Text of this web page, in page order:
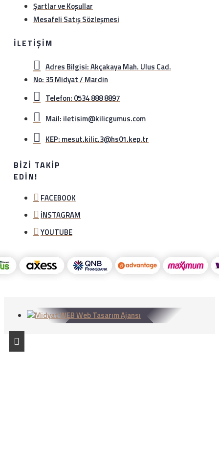
Şartlar ve Koşullar
Mesafeli Satış Sözleşmesi
İLETIŞIM
Adres Bilgisi: Akçakaya Mah. Ulus Cad.
No: 35 Midyat / Mardin
Telefon: 0534 888 8897
Mail: iletisim@kilicgumus.com
KEP: mesut.kilic.3@hs01.kep.tr
BIZI TAKIP
EDIN!
FACEBOOK
İNSTAGRAM
YOUTUBE